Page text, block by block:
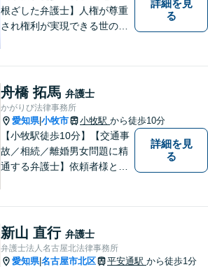
根ざした弁護士】人権が尊重
され権利が実現できる世の中
故など、幅広く対応可能。
【夜間／休日対応可能】お悩
みの方はどうぞお気軽にご相
談ください。
詳細を見
る
舟橋 拓馬 弁護士
かがりび法律事務所
愛知県|小牧市 小牧駅 から徒歩10分
【小牧駅徒歩10分】【交通事
故／相続／離婚男女問題に精
通する弁護士】依頼者様との
分かりやすい説明を心がけま
す。お気軽にご相談くださ
い！
詳細を見
る
新山 直行 弁護士
弁護士法人名古屋北法律事務所
愛知県|名古屋市北区 平安通駅 から徒歩1分